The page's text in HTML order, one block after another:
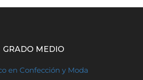
GRADO MEDIO
en Confección y Moda